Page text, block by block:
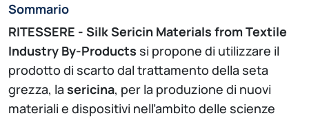
Sommario
RITESSERE - Silk Sericin Materials from Textile
Industry By-Products si propone di utilizzare il
prodotto di scarto dal trattamento della seta
grezza, la sericina, per la produzione di nuovi
materiali e dispositivi nell’ambito delle scienze